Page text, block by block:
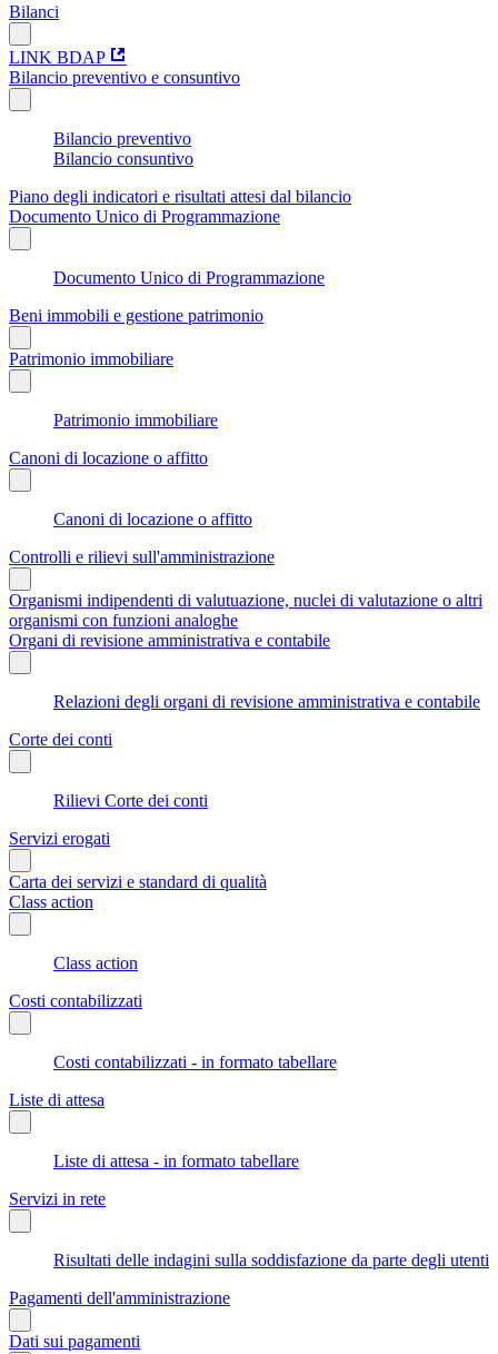
Bilanci
LINK BDAP
Bilancio preventivo e consuntivo
Bilancio preventivo
Bilancio consuntivo
Piano degli indicatori e risultati attesi dal bilancio
Documento Unico di Programmazione
Documento Unico di Programmazione
Beni immobili e gestione patrimonio
Patrimonio immobiliare
Patrimonio immobiliare
Canoni di locazione o affitto
Canoni di locazione o affitto
Controlli e rilievi sull'amministrazione
Organismi indipendenti di valutuazione, nuclei di valutazione o altri
organismi con funzioni analoghe
Organi di revisione amministrativa e contabile
Relazioni degli organi di revisione amministrativa e contabile
Corte dei conti
Rilievi Corte dei conti
Servizi erogati
Carta dei servizi e standard di qualità
Class action
Class action
Costi contabilizzati
Costi contabilizzati - in formato tabellare
Liste di attesa
Liste di attesa - in formato tabellare
Servizi in rete
Risultati delle indagini sulla soddisfazione da parte degli utenti
Pagamenti dell'amministrazione
Dati sui pagamenti